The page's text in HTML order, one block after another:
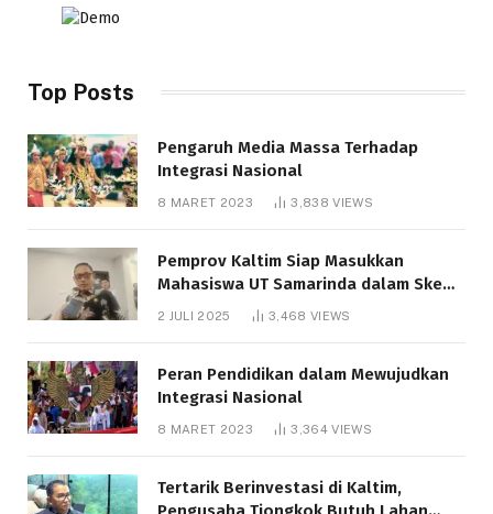
Top Posts
Pengaruh Media Massa Terhadap
Integrasi Nasional
8 MARET 2023 3,838VIEWS
Pemprov Kaltim Siap Masukkan
Mahasiswa UT Samarinda dalam Skema
Bantuan Pendidikan Gratispol
2 JULI 2025 3,468 VIEWS
Peran Pendidikan dalam Mewujudkan
Integrasi Nasional
8 MARET 2023 3,364VIEWS
Tertarik Berinvestasi di Kaltim,